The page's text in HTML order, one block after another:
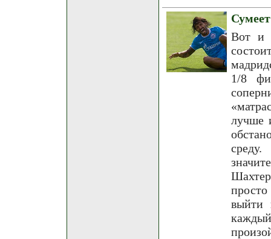
Вот и
1/8
лучше
выйти